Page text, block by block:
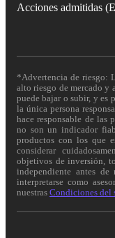
Acciones admitidas
*Advertencia de riesgo:
alto riesgo de mercado
puede bajar o subir, y es
la única persona
hace responsable de las
no son un indicador
productos con los que
considerar
objetivos de inversión,
independiente antes
interpretarse como
nuestras Condiciones del